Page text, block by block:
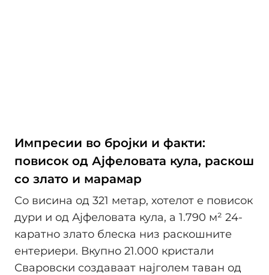
Импресии во бројки и факти:
повисок од Ајфеловата кула, раскош
со злато и марамар
Со висина од 321 метар, хотелот е повисок
дури и од Ајфеловата кула, а 1.790 м² 24-
каратно злато блеска низ раскошните
ентериери. Вкупно 21.000 кристали
Сваровски создаваат најголем таван од